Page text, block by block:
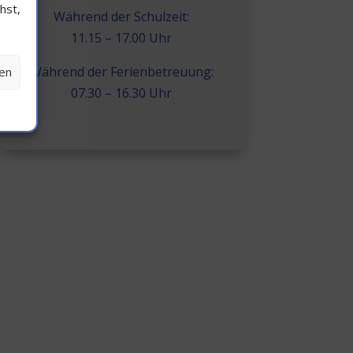
Während der Schulzeit:
11.15 – 17.00 Uhr
Während der Ferienbetreuung:
07.30 – 16.30 Uhr